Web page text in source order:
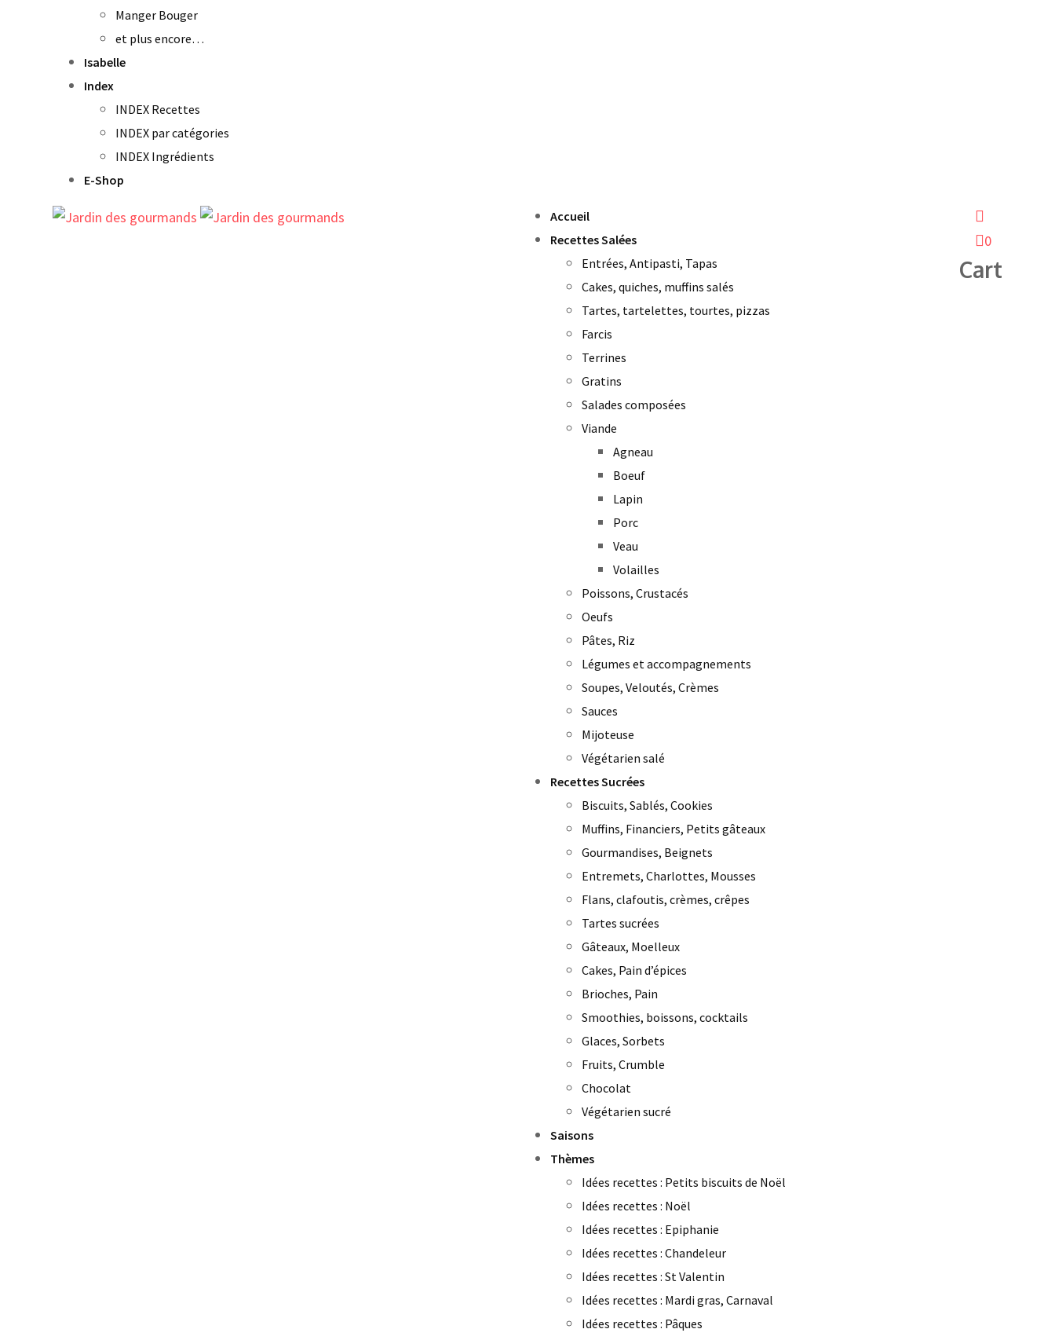
Manger Bouger
et plus encore…
Isabelle
Index
INDEX Recettes
INDEX par catégories
INDEX Ingrédients
E-Shop
Accueil
Recettes Salées
Entrées, Antipasti, Tapas
Cakes, quiches, muffins salés
Tartes, tartelettes, tourtes, pizzas
Farcis
Terrines
Gratins
Salades composées
Viande
Agneau
Boeuf
Lapin
Porc
Veau
Volailles
Poissons, Crustacés
Oeufs
Pâtes, Riz
Légumes et accompagnements
Soupes, Veloutés, Crèmes
Sauces
Mijoteuse
Végétarien salé
Recettes Sucrées
Biscuits, Sablés, Cookies
Muffins, Financiers, Petits gâteaux
Gourmandises, Beignets
Entremets, Charlottes, Mousses
Flans, clafoutis, crèmes, crêpes
Tartes sucrées
Gâteaux, Moelleux
Cakes, Pain d’épices
Brioches, Pain
Smoothies, boissons, cocktails
Glaces, Sorbets
Fruits, Crumble
Chocolat
Végétarien sucré
Saisons
Thèmes
Idées recettes : Petits biscuits de Noël
Idées recettes : Noël
Idées recettes : Epiphanie
Idées recettes : Chandeleur
Idées recettes : St Valentin
Idées recettes : Mardi gras, Carnaval
Idées recettes : Pâques
0
Cart